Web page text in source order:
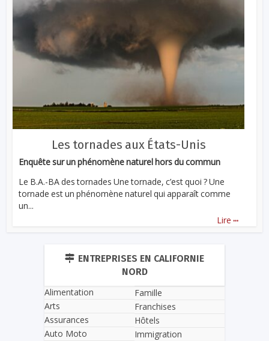
Les tornades aux États-Unis
Enquête sur un phénomène naturel hors du commun
Le B.A.-BA des tornades Une tornade, c’est quoi ? Une
tornade est un phénomène naturel qui apparaît comme
un...
Lire ...
ENTREPRISES EN CALIFORNIE
NORD
Alimentation
Arts
Assurances
Auto Moto
Famille
Franchises
Hôtels
Immigration